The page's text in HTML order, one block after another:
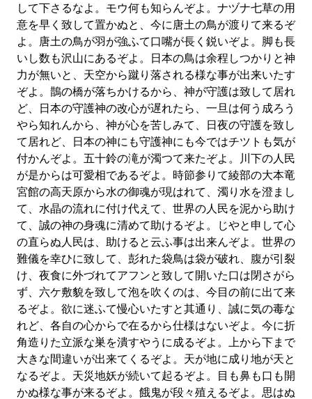
して下さるなよ。モウ何も知らんぞよ。ナヅナ七草の用
意を早く致して置かぬと、今に唐土の鳥が渡りて来るぞ
よ。唐土の鳥が羽が強ふて口嘴が長く鋭いぞよ。脚も長
いし数も沢山にあるぞよ。日本の鳥は余程しつかりと神
力が無いと、天空から蹴り落される様な事が出来いたす
ぞよ。鵲の橋が落ちかけるから、神が守護は致して居れ
ど、日本の守護神の改心が遅れたら、一旦は何う成ろう
やら知れんから、神が心を苦しみて、日夜の守護を致し
て居れど、日本の神にも守護神にも今ではチツトも気が
付かんぞよ。五十鈴の滝が濁つて来たぞよ。川下の人民
が是からは可愛相であるぞよ。時節参りて綾部の大本竜
宮館の高天原から水の御魂が現はれて、濁り水を澄まし
て、水晶の流れに付け代えて、世界の人民を泥から助け
て、誠の神の身魂に清めて助けるぞよ。じやと申して心
の直らぬ人民は、助けると云ふ事は出来んぞよ。世界の
難儀を幸ひに致して、彭れた袋鳥は袋が破れ、腹が引裂
け、夜食に外づれてアフンと致して開いた口は閉さがら
ず、六ケ敷貌を致して泡を吹くのは、今目の前に出て来
るぞよ。欲に迷ふて慢心いたすと其通り、誠に気の毒な
れど、各自の心からで在るから仕様はないぞよ。今に折
角造りた立派な巣を潰すやうに成るぞよ。上から下まで
大きな間違いが出来てくるぞよ。天が地に成り地が天と
なるぞよ。天災地妖が続いて起るぞよ。目も鼻も口も開
かぬ様な事が来るぞよ。餓鬼が段々殖えるぞよ。思はぬ